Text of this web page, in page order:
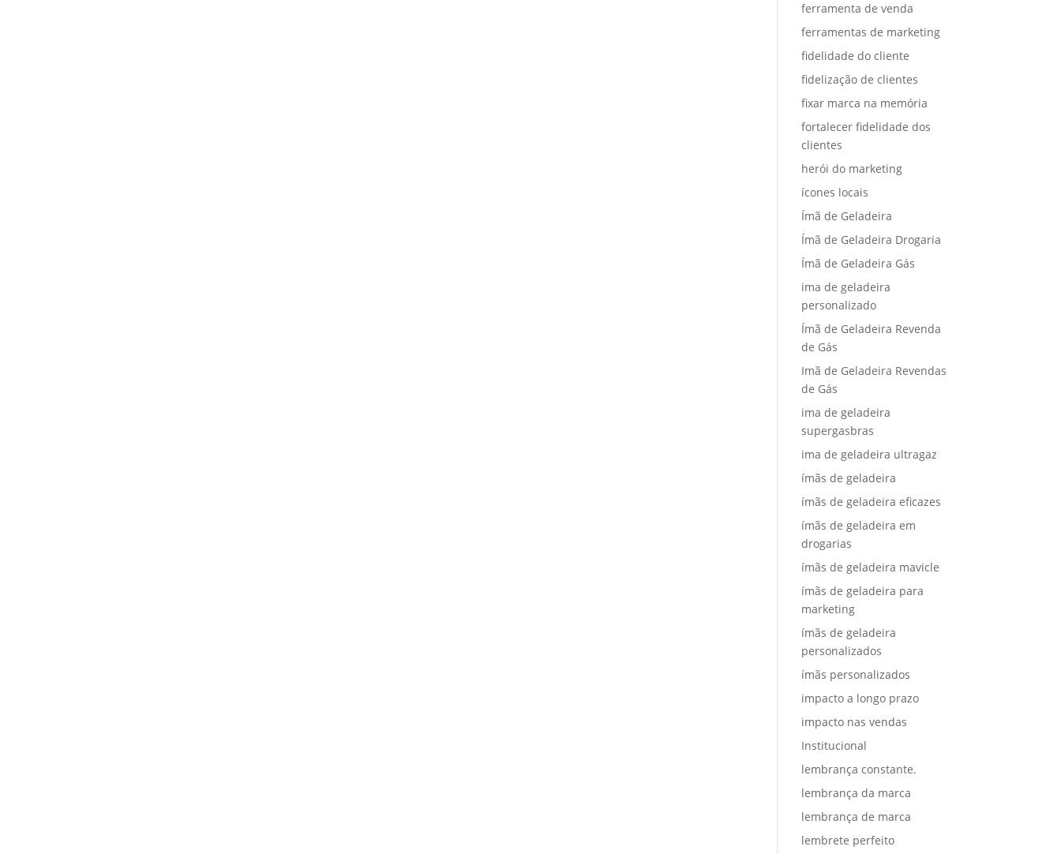
ferramenta de venda
ferramentas de marketing
fidelidade do cliente
fidelização de clientes
fixar marca na memória
fortalecer fidelidade dos
clientes
herói do marketing
ícones locais
Ímã de Geladeira
Ímã de Geladeira Drogaria
Ímã de Geladeira Gás
ima de geladeira
personalizado
Ímã de Geladeira Revenda
de Gás
Imã de Geladeira Revendas
de Gás
ima de geladeira
supergasbras
ima de geladeira ultragaz
ímãs de geladeira
ímãs de geladeira eficazes
ímãs de geladeira em
drogarias
ímãs de geladeira mavicle
ímãs de geladeira para
marketing
ímãs de geladeira
personalizados
ímãs personalizados
impacto a longo prazo
impacto nas vendas
Institucional
lembrança constante.
lembrança da marca
lembrança de marca
lembrete perfeito